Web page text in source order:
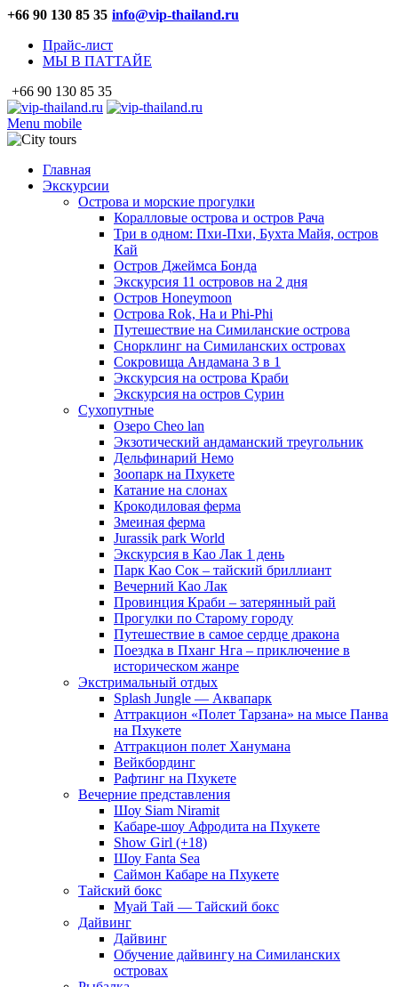
+66 90 130 85 35 info@vip-thailand.ru
Прайс-лист
МЫ В ПАТТАЙЕ
+66 90 130 85 35
Menu mobile
Главная
Экскурсии
Острова и морские прогулки
Коралловые острова и остров Рача
Три в одном: Пхи-Пхи, Бухта Майя, остров
Кай
Остров Джеймса Бонда
Экскурсия 11 островов на 2 дня
Остров Honeymoon
Острова Rok, Ha и Phi-Phi
Путешествие на Симиланские острова
Снорклинг на Симиланских островах
Сокровища Андамана 3 в 1
Экскурсия на острова Краби
Экскурсия на остров Сурин
Сухопутные
Озеро Cheo lan
Экзотический андаманский треугольник
Дельфинарий Немо
Зоопарк на Пхукете
Катание на слонах
Крокодиловая ферма
Змеиная ферма
Jurassik park World
Экскурсия в Као Лак 1 день
Парк Као Сок – тайский бриллиант
Вечерний Као Лак
Провинция Краби – затерянный рай
Прогулки по Старому городу
Путешествие в самое сердце дракона
Поездка в Пханг Нга – приключение в
историческом жанре
Экстримальный отдых
Splash Jungle — Аквапарк
Аттракцион «Полет Тарзана» на мысе Панва
на Пхукете
Аттракцион полет Ханумана
Вейкбординг
Рафтинг на Пхукете
Вечерние представления
Шоу Siam Niramit
Кабаре-шоу Афродита на Пхукете
Show Girl (+18)
Шоу Fanta Sea
Саймон Кабаре на Пхукете
Тайский бокс
Муай Тай — Тайский бокс
Дайвинг
Дайвинг
Обучение дайвингу на Симиланских
островах